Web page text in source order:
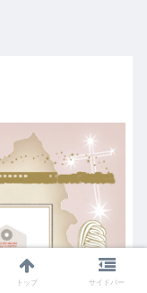
トップ サイドバー